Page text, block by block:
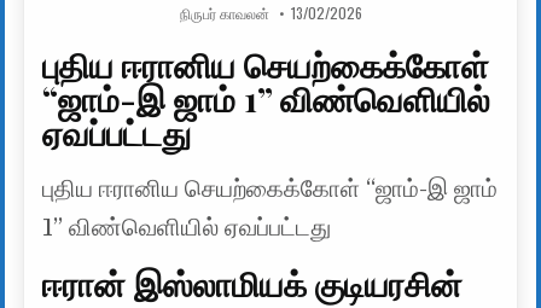
AUTHOR:
நிருபர் காவலன் PUBLISHED DATE:
13/02/2026
புதிய ஈரானிய செயற்கைக்கோள்
“ஜாம்-இ ஜாம் 1” விண்வெளியில்
ஏவப்பட்டது
புதிய ஈரானிய செயற்கைக்கோள் “ஜாம்-இ ஜாம்
1” விண்வெளியில் ஏவப்பட்டது
ஈரான் இஸ்லாமியக் குடியரசின்